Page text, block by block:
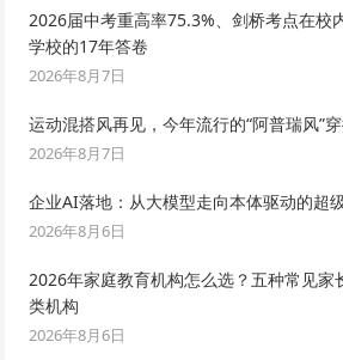
2026届中考重高率75.3%、剑桥考点在校
学校的17年答卷
2026年8月7日
运动混搭风再见，今年流行的“阿普瑞风”
2026年8月7日
企业AI落地：从大模型走向本体驱动的超
2026年8月6日
2026年家庭教育机构怎么选？五种常见家
类机构
2026年8月6日